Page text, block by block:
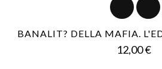
BANALIT? DELLA MAFIA.
12,00 €